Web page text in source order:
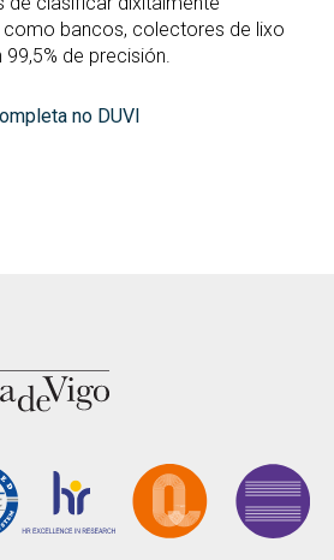
bancos, colectores de lixo
de precisión.
no DUVI